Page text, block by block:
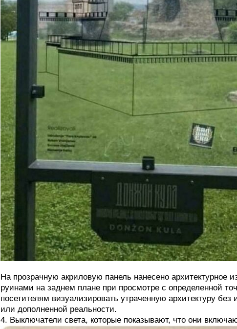
На прозрачную акриловую панель нанесено архитектурное
руинами на заднем плане при просмотре с определенной
посетителям визуализировать утраченную архитектуру
или дополненной реальности.
4. Выключатели света, которые показывают, что они